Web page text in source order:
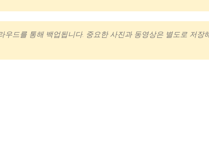
우드를 통해 백업됩니다. 중요한 사진과 동영상은 별도로 저장